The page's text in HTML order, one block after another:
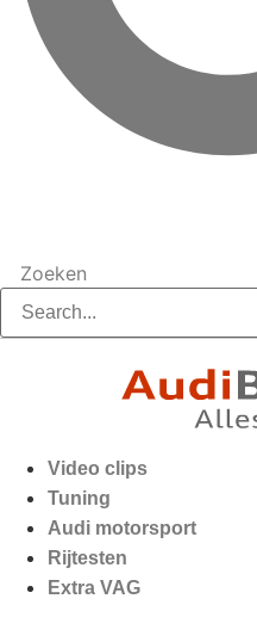
Zoeken
Video clips
Tuning
Audi motorsport
Rijtesten
Extra VAG